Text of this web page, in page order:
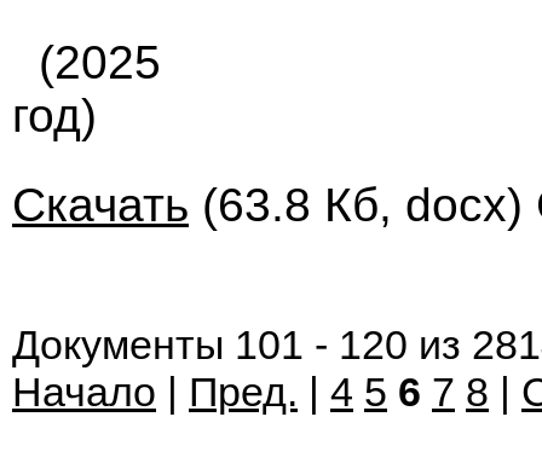
(2025
год)
Скачать (63.8 Кб, docx)
Документы 101 - 120 из
Начало | Пред. | 4 5 6 7 8 |